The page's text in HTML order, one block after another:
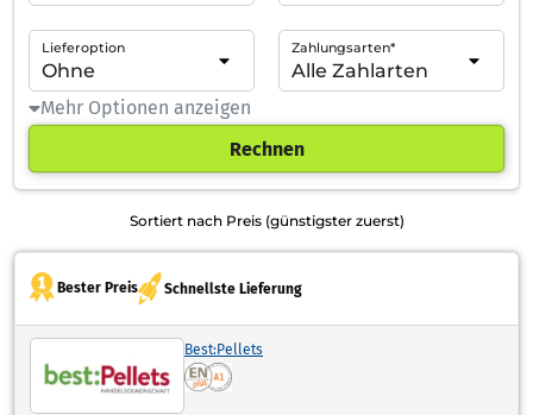
Lieferoption Zahlungsarten*
Mehr Optionen anzeigen
Rechnen
Sortiert nach Preis (günstigster zuerst)
Bester Preis Schnellste Lieferung
Best:Pellets